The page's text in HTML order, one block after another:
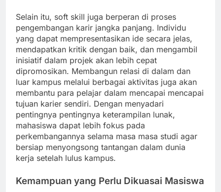
Selain itu, soft skill juga berperan di proses
pengembangan karir jangka panjang. Individu
yang dapat mempresentasikan ide secara jelas,
mendapatkan kritik dengan baik, dan mengambil
inisiatif dalam projek akan lebih cepat
dipromosikan. Membangun relasi di dalam dan
luar kampus melalui berbagai aktivitas juga akan
membantu para pelajar dalam mencapai mencapai
tujuan karier sendiri. Dengan menyadari
pentingnya pentingnya keterampilan lunak,
mahasiswa dapat lebih fokus pada
perkembangannya selama masa masa studi agar
bersiap menyongsong tantangan dalam dunia
kerja setelah lulus kampus.
Kemampuan yang Perlu Dikuasai Masiswa